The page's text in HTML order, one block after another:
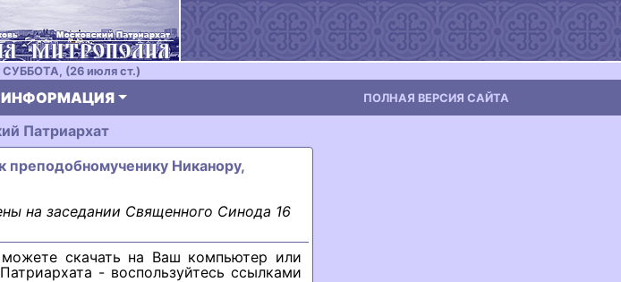
СУББОТА, (26 июля ст.)
ИНФОРМАЦИЯ ПОЛНАЯ ВЕРСИЯ САЙТА
Патриархат
преподобномученику Никанору,
на заседании Священного Синода 16
скачать на Ваш компьютер или
- воспользуйтесь ссылками